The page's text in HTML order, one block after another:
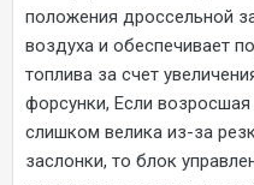
положения дроссельной
воздуха и обеспечивает
топлива за счет
форсунки, Если
слишком велика из-за
заслонки, то блок